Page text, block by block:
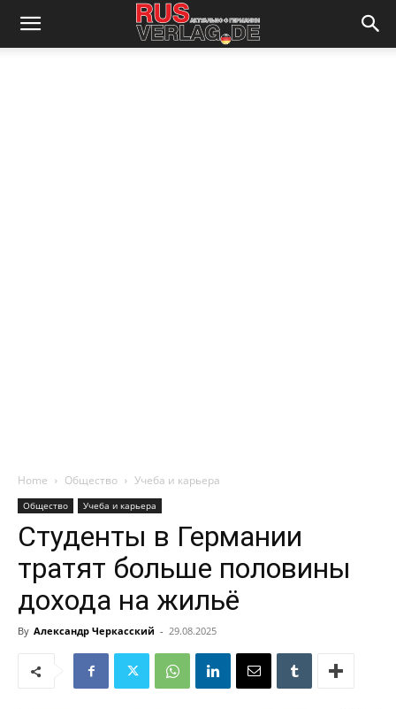
Home Общество Учеба и карьера
Общество Учеба и карьера
Студенты в Германии
тратят больше половины
дохода на жильё
By Александр Черкасский - 29.08.2025